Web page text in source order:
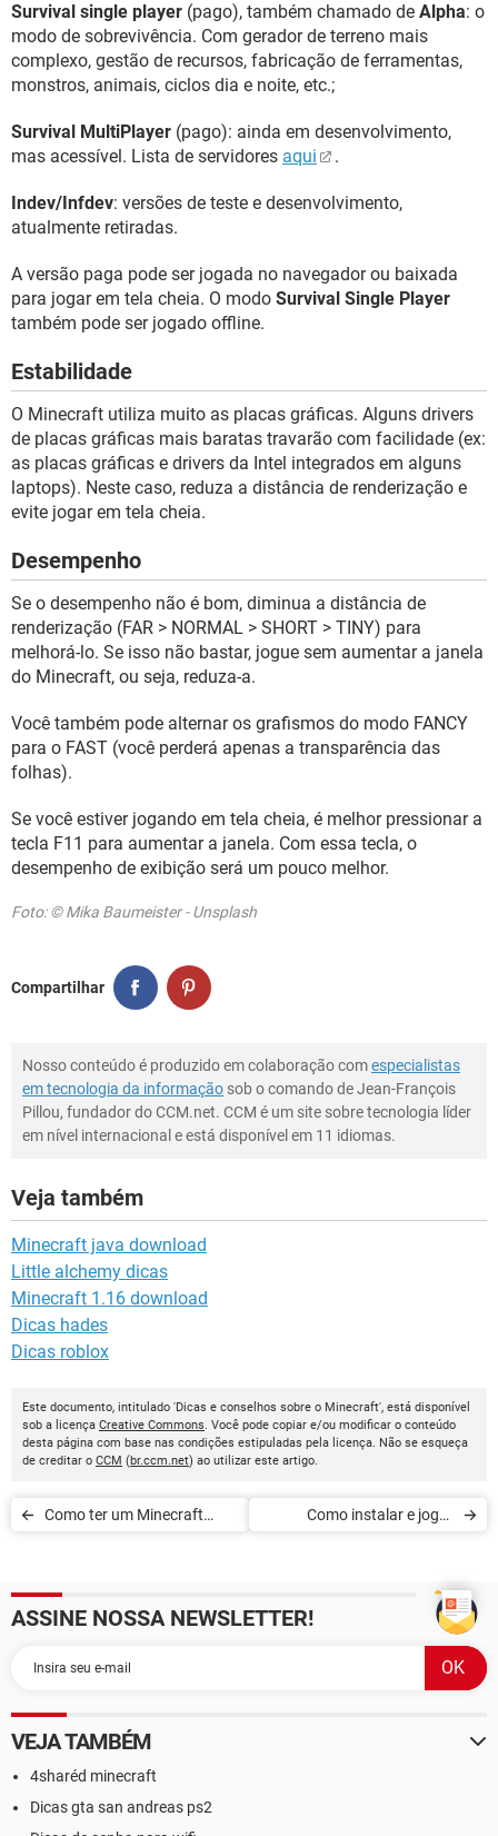
Survival single player (pago), também chamado de Alpha: o
modo de sobrevivência. Com gerador de terreno mais
complexo, gestão de recursos, fabricação de ferramentas,
monstros, animais, ciclos dia e noite, etc.;
Survival MultiPlayer (pago): ainda em desenvolvimento,
mas acessível. Lista de servidores aqui .
Indev/Infdev: versões de teste e desenvolvimento,
atualmente retiradas.
A versão paga pode ser jogada no navegador ou baixada
para jogar em tela cheia. O modo Survival Single Player
também pode ser jogado offline.
Estabilidade
O Minecraft utiliza muito as placas gráficas. Alguns drivers
de placas gráficas mais baratas travarão com facilidade (ex:
as placas gráficas e drivers da Intel integrados em alguns
laptops). Neste caso, reduza a distância de renderização e
evite jogar em tela cheia.
Desempenho
Se o desempenho não é bom, diminua a distância de
renderização (FAR > NORMAL > SHORT > TINY) para
melhorá-lo. Se isso não bastar, jogue sem aumentar a janela
do Minecraft, ou seja, reduza-a.
Você também pode alternar os grafismos do modo FANCY
para o FAST (você perderá apenas a transparência das
folhas).
Se você estiver jogando em tela cheia, é melhor pressionar a
tecla F11 para aumentar a janela. Com essa tecla, o
desempenho de exibição será um pouco melhor.
Foto: © Mika Baumeister - Unsplash
Compartilhar
Nosso conteúdo é produzido em colaboração comespecialistas
em tecnologia da informação sob o comando de Jean-François
Pillou, fundador do CCM.net. CCM é um site sobre tecnologia líder
em nível internacional e está disponível em 11 idiomas.
Veja também
Minecraft java download
Little alchemy dicas
Minecraft 1.16 download
Dicas hades
Dicas roblox
Este documento, intitulado 'Dicas e conselhos sobre o Minecraft', está disponível
sob a licença Creative Commons. Você pode copiar e/ou modificar o conteúdo
desta página com base nas condições estipuladas pela licença. Não se esqueça
de creditar o CCM (br.ccm.net) ao utilizar este artigo.
Como ter um Minecraft
Como instalar e jogar
ASSINE NOSSA NEWSLETTER!
VEJA TAMBÉM
4sharéd minecraft
Dicas gta san andreas ps2